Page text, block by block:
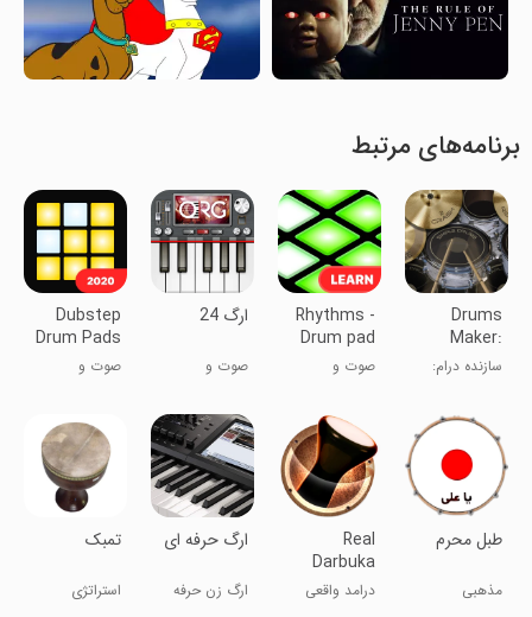
برنامه‌های مرتبط
Drums
Maker:
Drum
simulator
سازنده درام:
Rhythms -
Drum pad
lessons
صوت و
ارگ 24
صوت و
Dubstep
Drum Pads
24 -
Soundboard
Maker
صوت و
‏‏طبل محرم
مذهبی
Real
Darbuka
درامد واقعی
ارگ حرفه ای
ارگ زن حرفه
‏تمبک
استراتژی